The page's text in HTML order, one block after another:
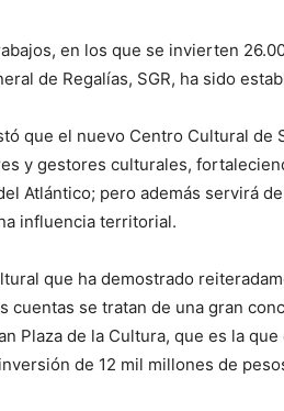
en los que se invierten
de Regalías, SGR, ha sido
que el nuevo Centro Cultural de
y gestores culturales,
Atlántico; pero además servirá
influencia territorial.
que ha demostrado
cuentas se tratan de una gran
Plaza de la Cultura, que es la
de 12 mil millones de